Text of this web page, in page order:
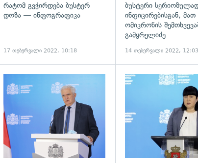
რატომ გვჭირდება ბუსტერ
დოზა — ინფოგრაფიკა
17 თებერვალი 2022, 10:18
ბუსტერი
ინფიცირებისგან,
ომიკრონის
გამყრელიძე
14 თებერვალი 2022, 12:03
გადახედვა გადახედვა